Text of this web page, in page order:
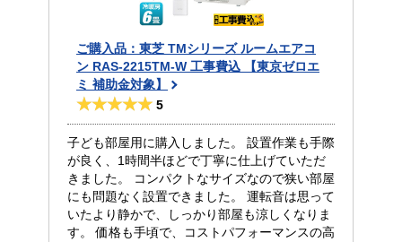
ご購入品：東芝 TMシリーズ ルームエアコ
ン RAS-2215TM-W 工事費込 【東京ゼロエ
ミ 補助金対象】
5
子ども部屋用に購入しました。 設置作業も手際
が良く、1時間半ほどで丁寧に仕上げていただ
きました。 コンパクトなサイズなので狭い部屋
にも問題なく設置できました。 運転音は思って
いたより静かで、しっかり部屋も涼しくなりま
す。 価格も手頃で、コストパフォーマンスの高